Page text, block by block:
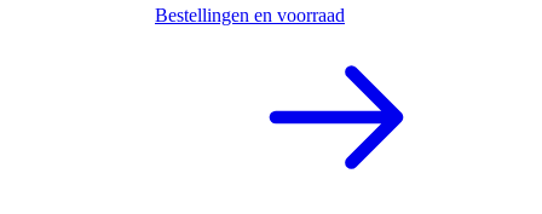
Bestellingen en voorraad